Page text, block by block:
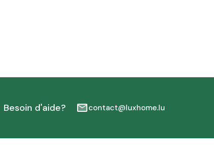
Besoin d'aide? contact@luxhome.lu